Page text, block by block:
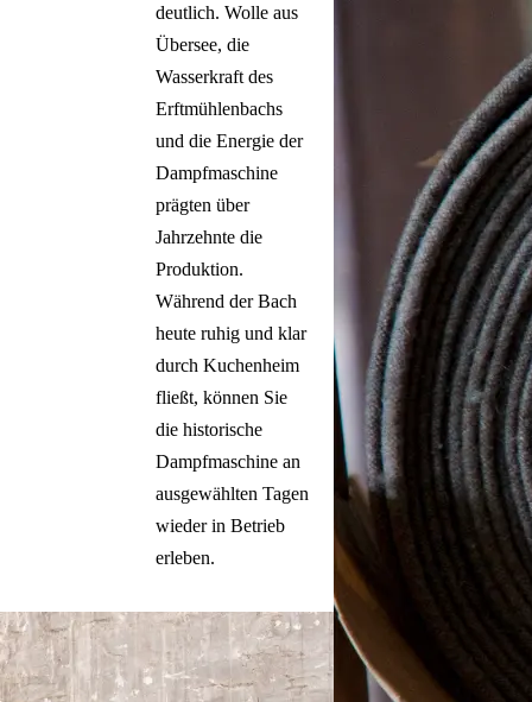
deutlich. Wolle aus
Übersee, die
Wasserkraft des
Erftmühlenbachs
und die Energie der
Dampfmaschine
prägten über
Jahrzehnte die
Produktion.
Während der Bach
heute ruhig und klar
durch Kuchenheim
fließt, können Sie
die historische
Dampfmaschine an
ausgewählten Tagen
wieder in Betrieb
erleben.